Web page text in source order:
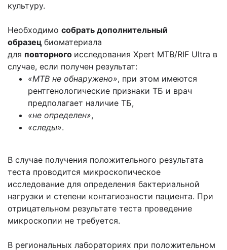
культуру.
Необходимо собрать дополнительный
образец биоматериала
для повторного исследования Xpert MTB/RIF Ultra в
случае, если получен результат:
«МТВ не обнаружено», при этом имеются
рентгенологические признаки ТБ и врач
предполагает наличие ТБ,
«не определен»,
«следы».
В случае получения положительного результата
теста проводится микроскопическое
исследование для определения бактериальной
нагрузки и степени контагиозности пациента. При
отрицательном результате теста проведение
микроскопии не требуется.
В региональных лабораториях при положительном